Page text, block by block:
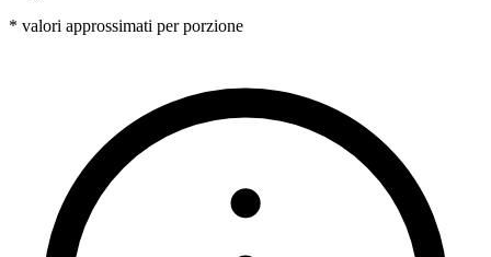
* valori approssimati per porzione